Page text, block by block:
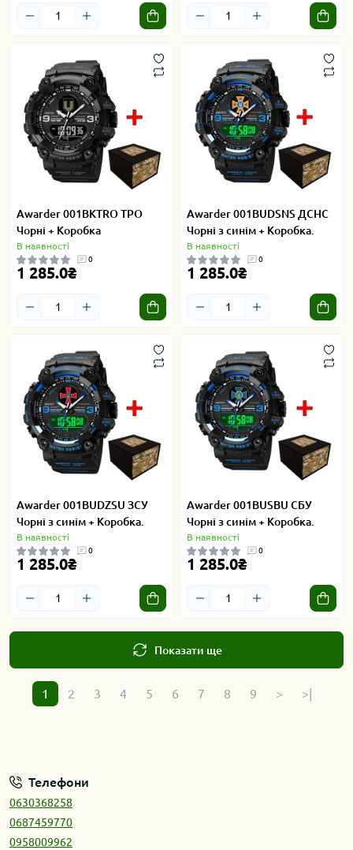
Awarder 001BKTRO ТРО
Чорні + Коробка
В наявності
0
1 285.0₴
Awarder 001BUDSNS ДСНС
Чорні з синім + Коробка.
В наявності
0
1 285.0₴
Awarder 001BUDZSU ЗСУ
Чорні з синім + Коробка.
В наявності
0
1 285.0₴
Awarder 001BUSBU СБУ
Чорні з синім + Коробка.
В наявності
0
1 285.0₴
Показати ще
1 2 3 4 5 6 7 8 9 > >|
Телефони
0630368258
0687459770
0958009962